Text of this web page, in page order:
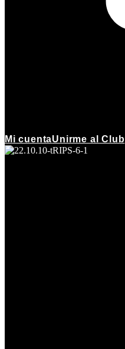
Mi cuentaUnirme al Club